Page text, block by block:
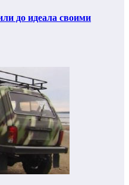
до идеала своими